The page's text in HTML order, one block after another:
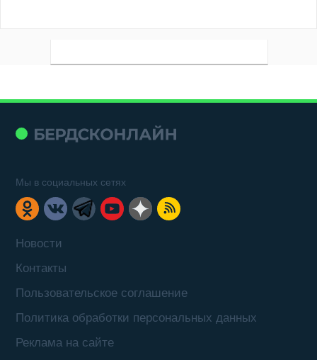
Новости
Контакты
Пользовательское соглашение
Политика обработки персональных данных
Реклама на сайте
Мы в социальных сетях